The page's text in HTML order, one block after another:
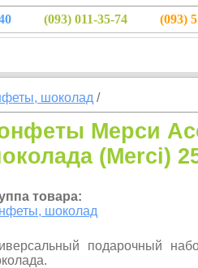
(093) 011-35-74 (093)
шоколад /
Мерси
(Merci)
товара:
шоколад
подарочный